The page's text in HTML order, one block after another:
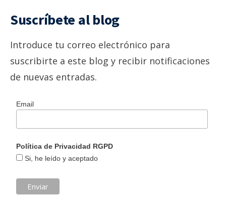
Suscríbete al blog
Introduce tu correo electrónico para
suscribirte a este blog y recibir notificaciones
de nuevas entradas.
Email
Política de Privacidad RGPD
Si, he leído y aceptado